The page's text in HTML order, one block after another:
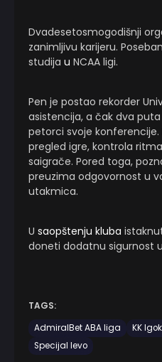
Dvadesetosmogodišnji
zanimljivu karijeru.
studija u NCAA ligi.
Pen je postao rekorder
asistencija, a čak dva
petorci svoje konferencije.
pregled igre, kontrola
saigrače. Pored toga,
preuzima odgovornost u
utakmica.
U saopštenju kluba
doneti dodatnu sigurnost
TAGS:
AdmiralBet ABA liga
KK
Specijal levo